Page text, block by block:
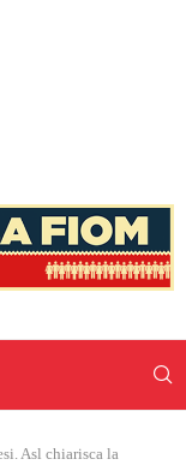
Asl chiarisca la